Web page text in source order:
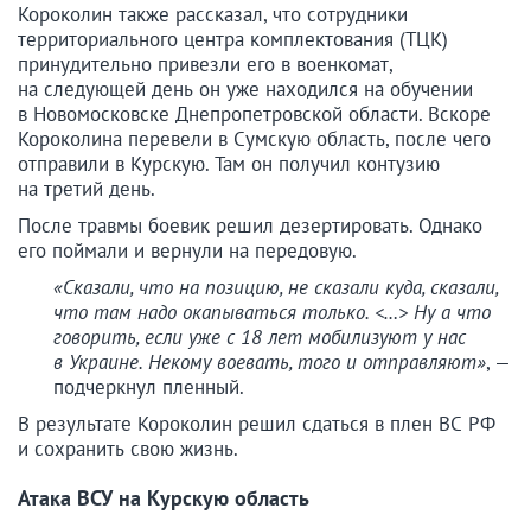
Короколин также рассказал, что сотрудники
территориального центра комплектования (ТЦК)
принудительно привезли его в военкомат,
на следующей день он уже находился на обучении
в Новомосковске Днепропетровской области. Вскоре
Короколина перевели в Сумскую область, после чего
отправили в Курскую. Там он получил контузию
на третий день.
После травмы боевик решил дезертировать. Однако
его поймали и вернули на передовую.
«Сказали, что на позицию, не сказали куда, сказали,
что там надо окапываться только. <…> Ну а что
говорить, если уже с 18 лет мобилизуют у нас
в Украине. Некому воевать, того и отправляют», —
подчеркнул пленный.
В результате Короколин решил сдаться в плен ВС РФ
и сохранить свою жизнь.
Атака ВСУ на Курскую область